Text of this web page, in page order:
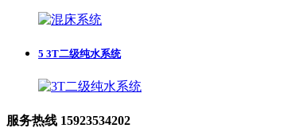
5 3T二级纯水系统
服务热线 15923534202